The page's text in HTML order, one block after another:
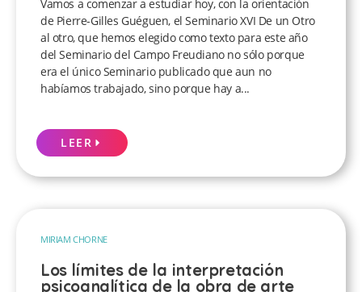
Vamos a comenzar a estudiar hoy, con la orientación
de Pierre-Gilles Guéguen, el Seminario XVI De un Otro
al otro, que hemos elegido como texto para este año
del Seminario del Campo Freudiano no sólo porque
era el único Seminario publicado que aun no
habíamos trabajado, sino porque hay a...
LEER
MIRIAM CHORNE
Los límites de la interpretación
psicoanalítica de la obra de arte